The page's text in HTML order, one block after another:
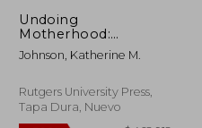
Undoing
Motherhood:
Collaborative
Reproduction and
Deinstitutionalization
of U.S. Maternity (en
Johnson, Katherine M.
Rutgers University Press,
Tapa Dura, Nuevo